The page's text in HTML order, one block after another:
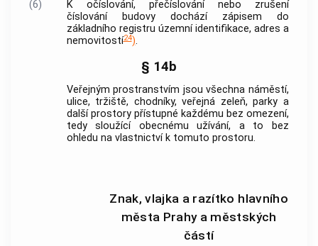
(6)
K očíslování, přečíslování nebo zrušení
číslování budovy dochází zápisem do
základního registru územní identifikace, adres a
nemovitostí24).
§ 14b
Veřejným prostranstvím jsou všechna náměstí,
ulice, tržiště, chodníky, veřejná zeleň, parky a
další prostory přístupné každému bez omezení,
tedy sloužící obecnému užívání, a to bez
ohledu na vlastnictví k tomuto prostoru.
Znak, vlajka a razítko hlavního
města Prahy a městských
částí